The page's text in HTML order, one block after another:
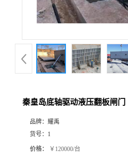
秦皇岛底轴驱动液压翻板闸门
品牌： 耀禹
货号： 1
价格： ￥120000/台